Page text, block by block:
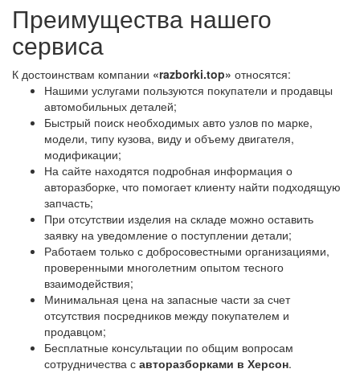
Преимущества нашего
сервиса
К достоинствам компании «razborki.top» относятся:
Нашими услугами пользуются покупатели и продавцы
автомобильных деталей;
Быстрый поиск необходимых авто узлов по марке,
модели, типу кузова, виду и объему двигателя,
модификации;
На сайте находятся подробная информация о
авторазборке, что помогает клиенту найти подходящую
запчасть;
При отсутствии изделия на складе можно оставить
заявку на уведомление о поступлении детали;
Работаем только с добросовестными организациями,
проверенными многолетним опытом тесного
взаимодействия;
Минимальная цена на запасные части за счет
отсутствия посредников между покупателем и
продавцом;
Бесплатные консультации по общим вопросам
сотрудничества с авторазборками в Херсон.